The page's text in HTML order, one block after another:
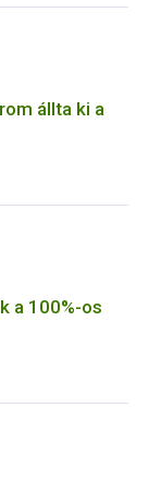
állta ki a
a 100%-os